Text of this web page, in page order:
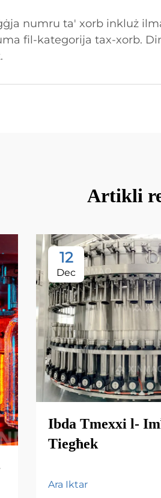
numru ta' xorb inkluż
fil-kategorija tax-xorb.
Artikli
12
Dec
Ibda Tmexxi l-
Tiegħek
Ara Iktar